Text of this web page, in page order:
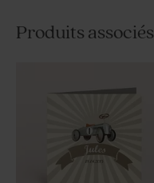
Produits associés